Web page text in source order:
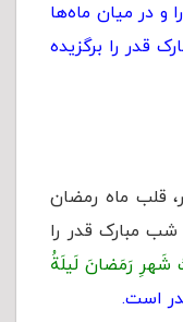
و در میان ماه‌ها
قدر را برگزیده
قلب ماه رمضان
شب مبارک قدر را
شَهرِ رَمَضانَ لَیلَةُ
است.